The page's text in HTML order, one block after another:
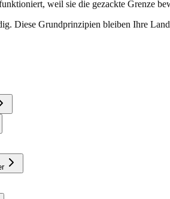
weil sie die gezackte Grenze
Diese Grundprinzipien bleiben Ihre
durch automatisiertes Echtzeit-Reporting.